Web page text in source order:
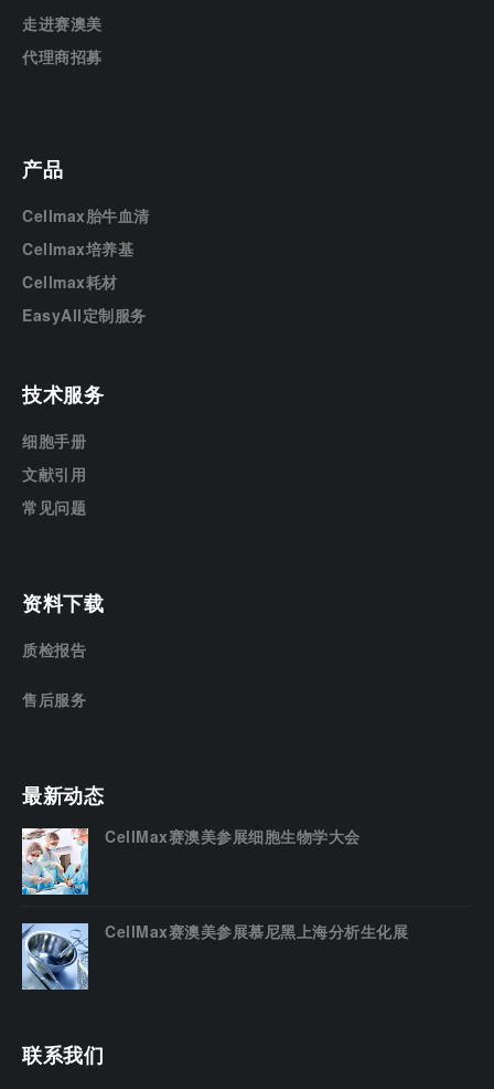
走进赛澳美
代理商招募
产品
Cellmax胎牛血清
Cellmax培养基
Cellmax耗材
EasyAll定制服务
技术服务
细胞手册
文献引用
常见问题
资料下载
质检报告
售后服务
最新动态
CellMax赛澳美参展细胞生物学大会
CellMax赛澳美参展慕尼黑上海分析生化展
联系我们